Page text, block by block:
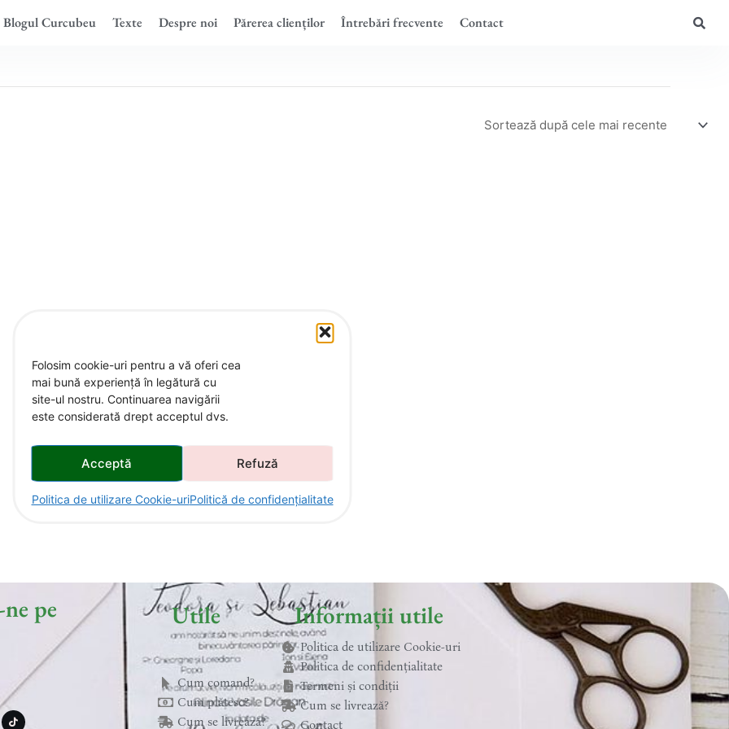
Folosim cookie-uri pentru a vă oferi cea
mai bună experiență în legătură cu
site-ul nostru. Continuarea navigării
este considerată drept acceptul dvs.
Acceptă Refuză
Politica de utilizare Cookie-uriPolitică de confidențialitate
Blogul Curcubeu Texte Despre noi Părerea clienților Întrebări frecvente Contact
pe
T
i
k
Utile
Cum comand?
Cum plătesc?
Cum se livrează?
Informații utile
Politica de utilizare Cookie-uri
Politica de confidențialitate
Termeni și condiții
Cum se livrează?
Contact